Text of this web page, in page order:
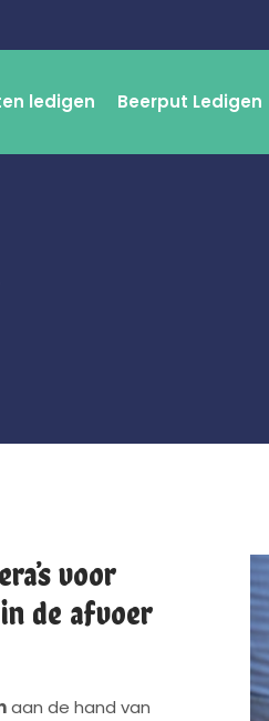
ledigen Beerput Ledigen
voor
de afvoer
aan de hand van